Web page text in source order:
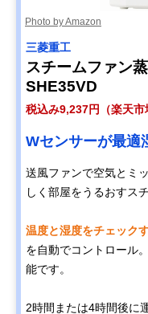
Photo by Amazon
三菱重工
スチームファン
SHE35VD
税込み9,237円（楽天市
Wセンサーが最適
送風ファンで空気とミ
しく部屋をうるおすス
温度と湿度をチェック
を自動でコントロール
能です。
2時間または4時間後に